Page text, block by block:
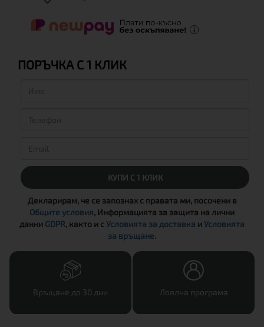
ПОРЪЧКА С 1 КЛИК
КУПИ С 1 КЛИК
Декларирам, че се запознах с правата ми, посочени в
Общите условия, Информацията за защита на лични
данни GDPR, както и сУсловията за доставка иУсловията
за връщане.
Връщане до 30 дни Лоялна програма